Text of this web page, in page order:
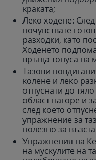
краката;
Леко ходене:
почувствате
разходки, като
Ходенето
връща тонуса на
Тазови
колене и леко
отпуснати до
област нагоре и
след което
упражнение за
полезно за
Упражнения на
на мускулите на